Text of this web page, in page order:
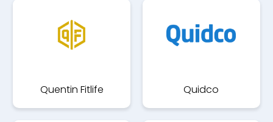
Quentin Fitlife Quidco